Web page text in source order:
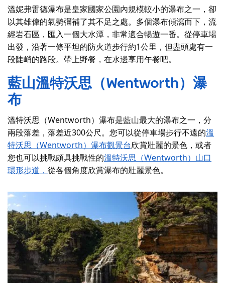
溫妮弗雷德瀑布是皇家國家公園內規模較小的瀑布之一，卻
以其雄偉的氣勢彌補了其不足之處。多個瀑布傾瀉而下，流
經岩石區，匯入一個大水潭，非常適合暢遊一番。從停車場
出發，沿著一條平坦的防火道步行約1公里，但盡頭處有一
段陡峭的路段。帶上野餐，在水邊享用午餐吧。
藍山溫特沃思（Wentworth）瀑
布
溫特沃思（Wentworth）瀑布是藍山最大的瀑布之一，分
兩段落差，落差近300公尺。您可以從停車場步行不遠的溫
特沃思（Wentworth）瀑布觀景台欣賞壯麗的景色，或者
您也可以挑戰頗具挑戰性的溫特沃思（Wentworth）山口
環形步道， 從各個角度欣賞瀑布的壯麗景色。